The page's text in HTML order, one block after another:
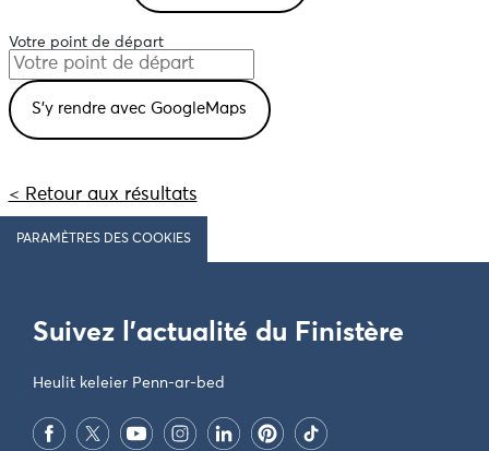
Votre point de départ
< Retour aux résultats
PARAMÈTRES DES COOKIES
Suivez l'actualité du Finistère
Heulit keleier Penn-ar-bed